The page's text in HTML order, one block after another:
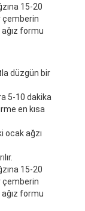
15-20
çemberin
formu
düzgün bir
5-10 dakika
en kısa
ocak ağzı
15-20
çemberin
formu